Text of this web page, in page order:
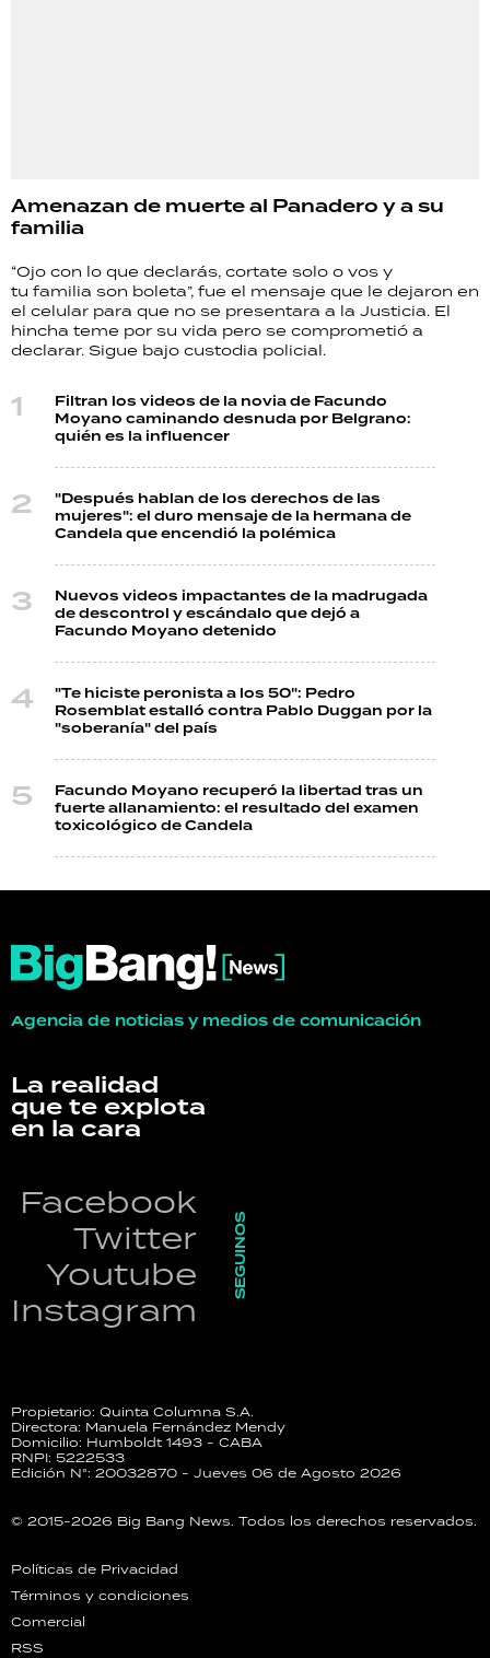
Amenazan de muerte al Panadero y a su
familia
“Ojo con lo que declarás, cortate solo o vos y
tu familia son boleta”, fue el mensaje que le dejaron en
el celular para que no se presentara a la Justicia. El
hincha teme por su vida pero se comprometió a
declarar. Sigue bajo custodia policial.
Filtran los videos de la novia de Facundo
Moyano caminando desnuda por Belgrano:
quién es la influencer
"Después hablan de los derechos de las
mujeres": el duro mensaje de la hermana de
Candela que encendió la polémica
Nuevos videos impactantes de la madrugada
de descontrol y escándalo que dejó a
Facundo Moyano detenido
"Te hiciste peronista a los 50": Pedro
Rosemblat estalló contra Pablo Duggan por la
"soberanía" del país
Facundo Moyano recuperó la libertad tras un
fuerte allanamiento: el resultado del examen
toxicológico de Candela
Agencia de noticias y medios de comunicación
La realidad
que te explota
en la cara
Facebook
Twitter
Youtube
Instagram
SEGUINOS
Propietario: Quinta Columna S.A.
Directora: Manuela Fernández Mendy
Domicilio: Humboldt 1493 - CABA
RNPI: 5222533
Edición N°: 20032870 - Jueves 06 de Agosto 2026
© 2015-2026 Big Bang News. Todos los derechos reservados.
Políticas de Privacidad
Términos y condiciones
Comercial
RSS